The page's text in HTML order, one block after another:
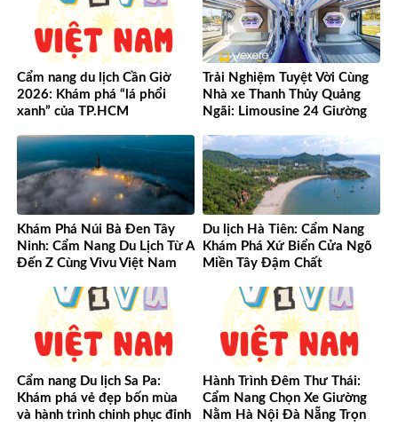
Cẩm nang du lịch Cần Giờ
2026: Khám phá “lá phổi
xanh” của TP.HCM
Trải Nghiệm Tuyệt Vời Cùng
Nhà xe Thanh Thủy Quảng
Ngãi: Limousine 24 Giường
Khám Phá Núi Bà Đen Tây
Ninh: Cẩm Nang Du Lịch Từ A
Đến Z Cùng Vivu Việt Nam
Du lịch Hà Tiên: Cẩm Nang
Khám Phá Xứ Biển Cửa Ngõ
Miền Tây Đậm Chất
Cẩm nang Du lịch Sa Pa:
Khám phá vẻ đẹp bốn mùa
và hành trình chinh phục đỉnh
Hành Trình Đêm Thư Thái:
Cẩm Nang Chọn Xe Giường
Nằm Hà Nội Đà Nẵng Trọn